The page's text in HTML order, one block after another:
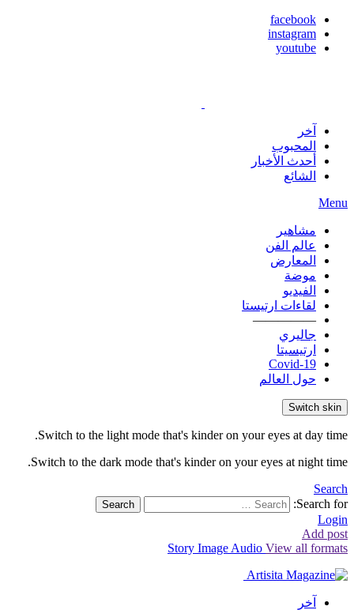
facebook
instagram
youtube
آخر
المحبوب
أحدث الأخبار
الشائع
Menu
مشاهير
عالم الفن
المعارض
موضة
الفيديو
لقاءات ارتيستا
—————
جاليري
ارتيسيتا
Covid-19
حول العالم
Switch skin
Switch to the light mode that's kinder on your eyes at day time.
Switch to the dark mode that's kinder on your eyes at night time.
Search
Search for:
Search
Login
Add post
Story Image Audio View all formats
آخر